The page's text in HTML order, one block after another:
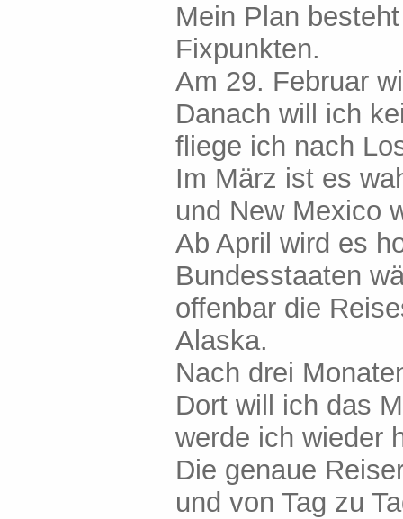
Mein Plan
Fixpunkten.
Am 29. Februar
Danach will ich
fliege ich nach
Im März ist es
und New Mexico
Ab April wird es
Bundesstaaten
offenbar die
Alaska.
Nach drei
Dort will ich das
werde ich wieder
Die genaue
und von Tag zu